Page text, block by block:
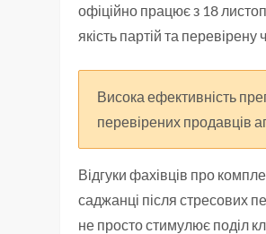
офіційно працює з 18
якість партій та
Висока ефективність
перевірених продавців
Відгуки фахівців про
саджанці після стресових
не просто стимулює поділ